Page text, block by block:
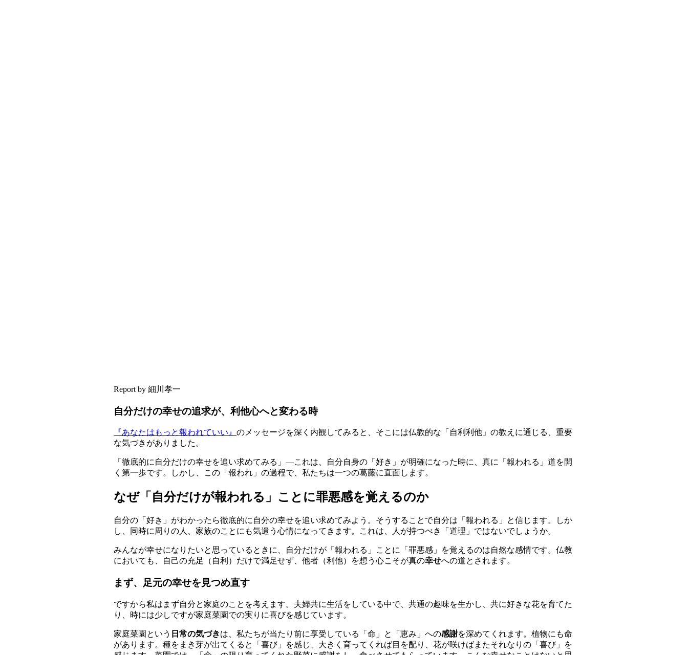
Report by 細川孝一
自分だけの幸せの追求が、利他心へと変わる時
『あなたはもっと報われていい』 のメッセージを深く内観してみると、そこには仏教的な「自利利他」の教えに通じる、重要
な気づきがありました。
「徹底的に自分だけの幸せを追い求めてみる」—これは、自分自身の「好き」が明確になった時に、真に「報われる」道を開
く第一歩です。しかし、この「報われ」の過程で、私たちは一つの葛藤に直面します。
なぜ「自分だけが報われる」ことに罪悪感を覚えるのか
自分の「好き」がわかったら徹底的に自分の幸せを追い求めてみよう。そうすることで自分は「報われる」と信じます。しか
し、同時に周りの人、家族のことにも気遣う心情になってきます。これは、人が持つべき「道理」ではないでしょうか。
みんなが幸せになりたいと思っているときに、自分だけが「報われる」ことに「罪悪感」を覚えるのは自然な感情です。仏教
においても、自己の充足（自利）だけで満足せず、他者（利他）を想う心こそが真の幸せへの道とされます。
まず、足元の幸せを見つめ直す
ですから私はまず自分と家庭のことを考えます。夫婦共に生活をしている中で、共通の趣味を生かし、共に好きな花を育てた
り、時には少しですが家庭菜園での実りに喜びを感じています。
家庭菜園という 日常の気づきは、私たちが当たり前に享受している「命」と「恵み」への感謝を深めてくれます。植物にも命
があります。種をまき芽が出てくると「喜び」を感じ、大きく育ってくれば目を配り、花が咲けばまたそれなりの「喜び」を